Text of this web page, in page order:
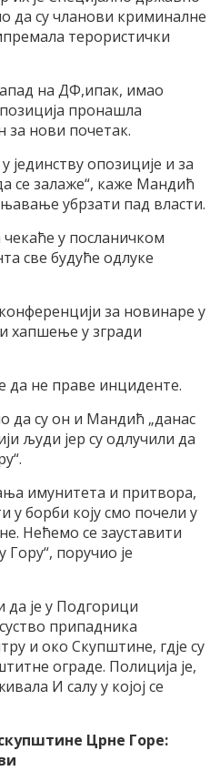
да су чланови криминалне
терористички
на ДФ,ипак, имао
пронашла
за нови почетак.
јединству опозиције и за
се залаже“, каже Мандић
убрзати пад власти.
у посланичком
све будуће одлуке
за новинаре у
хапшење у згради
да не праве инциденте.
да су он и Мандић „данас
људи јер су одлучили да
имунитета и притвора,
у борби коју смо почели у
Нећемо се зауставити
поручио је
да је у Подгорици
припадника
и око Скупштине, гдје су
ограде. Полиција је,
И салу у којој се
Црне Горе: